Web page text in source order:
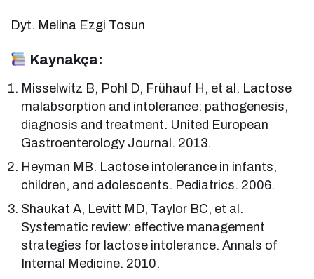
Dyt. Melina Ezgi Tosun
Kaynakça:
Misselwitz B, Pohl D, Frühauf H, et al. Lactose
malabsorption and intolerance: pathogenesis,
diagnosis and treatment. United European
Gastroenterology Journal. 2013.
Heyman MB. Lactose intolerance in infants,
children, and adolescents. Pediatrics. 2006.
Shaukat A, Levitt MD, Taylor BC, et al.
Systematic review: effective management
strategies for lactose intolerance. Annals of
Internal Medicine. 2010.